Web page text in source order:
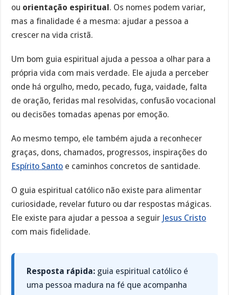
ou orientação espiritual . Os nomes podem variar,
mas a finalidade é a mesma: ajudar a pessoa a
crescer na vida cristã.
Um bom guia espiritual ajuda a pessoa a olhar para a
própria vida com mais verdade. Ele ajuda a perceber
onde há orgulho, medo, pecado, fuga, vaidade, falta
de oração, feridas mal resolvidas, confusão vocacional
ou decisões tomadas apenas por emoção.
Ao mesmo tempo, ele também ajuda a reconhecer
graças, dons, chamados, progressos, inspirações do
Espírito Santo e caminhos concretos de santidade.
O guia espiritual católico não existe para alimentar
curiosidade, revelar futuro ou dar respostas mágicas.
Ele existe para ajudar a pessoa a seguir Jesus Cristo
com mais fidelidade.
Resposta rápida: guia espiritual católico é
uma pessoa madura na fé que acompanha